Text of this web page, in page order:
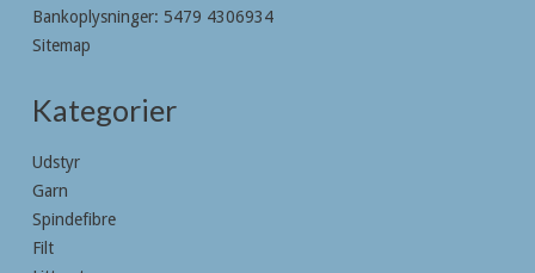
Bankoplysninger: 5479 4306934
Sitemap
Kategorier
Udstyr
Garn
Spindefibre
Filt